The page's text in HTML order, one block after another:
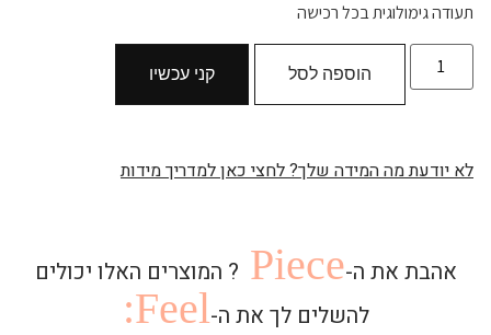
תעודה גימולוגית בכל רכישה
הוספה לסל קני עכשיו
לא יודעת מה המידה שלך? לחצי כאן למדריך מידות
אהבת את ה-Piece ? המוצרים האלו יכולים
להשלים לך את ה-Feel: